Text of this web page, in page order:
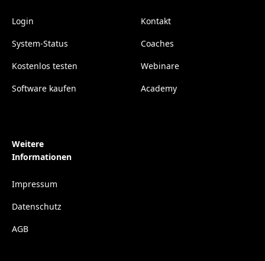
Login
System-Status
Kostenlos testen
Software kaufen
Kontakt
Coaches
Webinare
Academy
Weitere
Informationen
Impressum
Datenschutz
AGB